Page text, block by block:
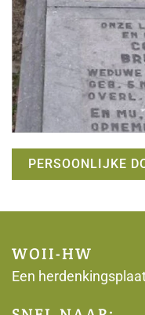
PERSOONLIJKE
WOII-HW
Een